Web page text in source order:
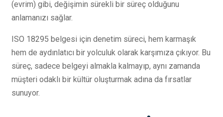
(evrim) gibi, değişimin sürekli bir süreç olduğunu
anlamanızı sağlar.
ISO 18295 belgesi için denetim süreci, hem karmaşık
hem de aydınlatıcı bir yolculuk olarak karşımıza çıkıyor. Bu
süreç, sadece belgeyi almakla kalmayıp, aynı zamanda
müşteri odaklı bir kültür oluşturmak adına da fırsatlar
sunuyor.